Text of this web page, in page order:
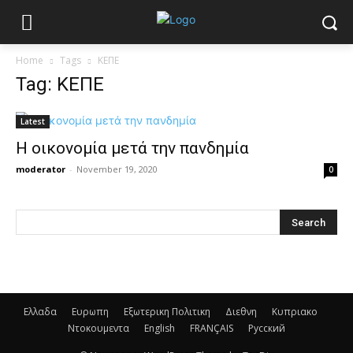
Home Tags ΚΕΠΕ
Tag: ΚΕΠΕ
Latest
Η οικονoμία μετά την πανδημία
moderator - November 19, 2020 0
Ελλαδα Ευρωπη Εξωτερικη Πολιτικη Διεθνη
Κυπριακο
Ντοκουμεντα
English FRANÇAIS Русский